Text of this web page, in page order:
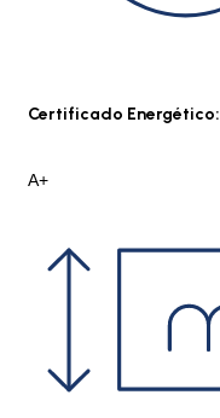
Certificado Energético:
A+